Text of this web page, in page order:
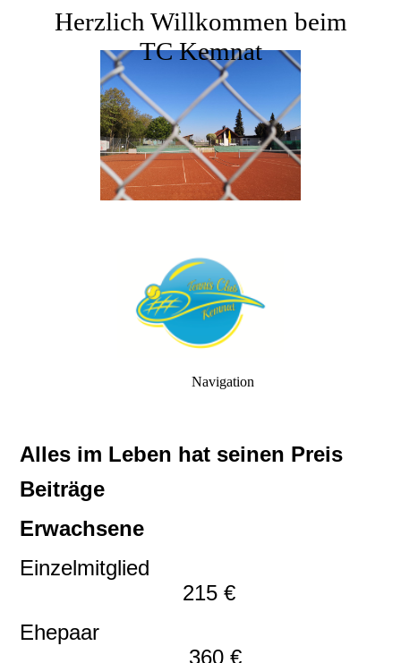
Herzlich Willkommen beim
TC Kemnat
Navigation
Alles im Leben hat seinen Preis
Beiträge
Erwachsene
Einzelmitglied
215 €
Ehepaar
360 €